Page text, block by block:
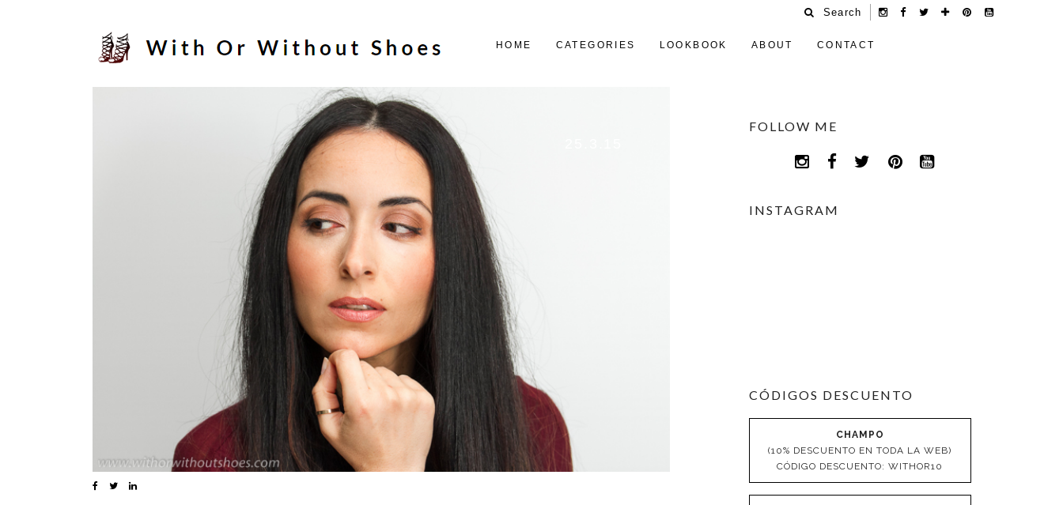
Search
HOME CATEGORIES LOOKBOOK ABOUT CONTACT
FOLLOW ME
INSTAGRAM
CÓDIGOS DESCUENTO
CHAMPO
(10% DESCUENTO EN TODA LA WEB)
CÓDIGO DESCUENTO: WITHOR10